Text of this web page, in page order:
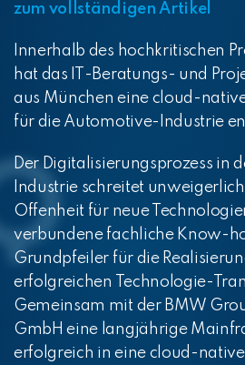
zum vollständigen Artikel
Innerhalb des hochkritischen
hat das IT-Beratungs- und
aus München eine cloud-
für die Automotive-Industrie
Der Digitalisierungsprozess in
Industrie schreitet
Offenheit für neue
verbundene fachliche Know-
Grundpfeiler für die
erfolgreichen Technologie-
Gemeinsam mit der BMW
GmbH eine langjährige
erfolgreich in eine cloud-